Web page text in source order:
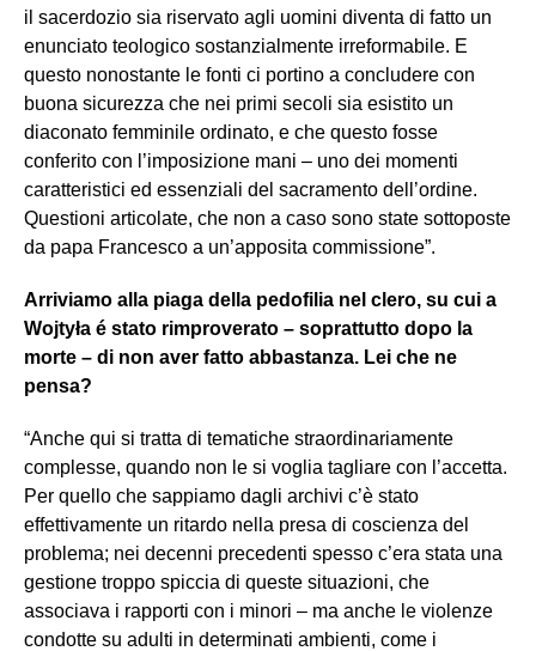
il sacerdozio sia riservato agli uomini diventa di fatto un
enunciato teologico sostanzialmente irreformabile. E
questo nonostante le fonti ci portino a concludere con
buona sicurezza che nei primi secoli sia esistito un
diaconato femminile ordinato, e che questo fosse
conferito con l’imposizione mani – uno dei momenti
caratteristici ed essenziali del sacramento dell’ordine.
Questioni articolate, che non a caso sono state sottoposte
da papa Francesco a un’apposita commissione”.
Arriviamo alla piaga della pedofilia nel clero, su cui a
Wojtyła é stato rimproverato – soprattutto dopo la
morte – di non aver fatto abbastanza. Lei che ne
pensa?
“Anche qui si tratta di tematiche straordinariamente
complesse, quando non le si voglia tagliare con l’accetta.
Per quello che sappiamo dagli archivi c’è stato
effettivamente un ritardo nella presa di coscienza del
problema; nei decenni precedenti spesso c’era stata una
gestione troppo spiccia di queste situazioni, che
associava i rapporti con i minori – ma anche le violenze
condotte su adulti in determinati ambienti, come i